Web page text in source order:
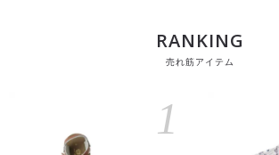
RANKING
売れ筋アイテム
1